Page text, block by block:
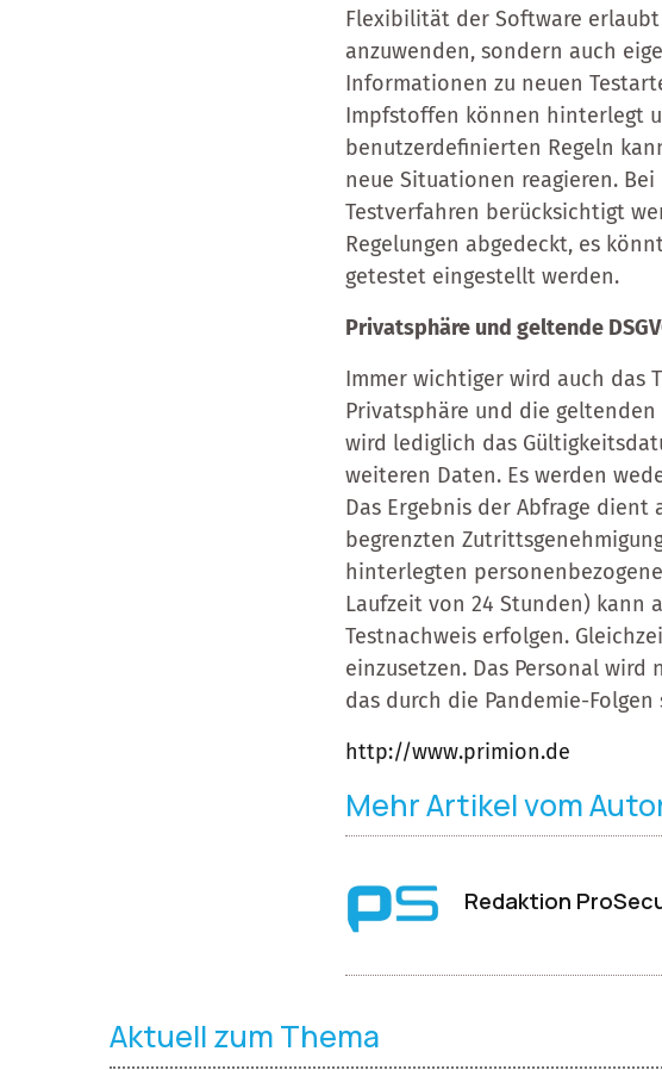
Flexibilität der Software
anzuwenden, sondern auch
Informationen zu neuen
Impfstoffen können hinterlegt
benutzerdefinierten Regeln
neue Situationen reagieren.
Testverfahren berücksichtigt
Regelungen abgedeckt, es
getestet eingestellt werden.
Privatsphäre und geltende
Immer wichtiger wird auch das
Privatsphäre und die
wird lediglich das
weiteren Daten. Es werden
Das Ergebnis der Abfrage dient
begrenzten
hinterlegten
Laufzeit von 24 Stunden) kann
Testnachweis erfolgen.
einzusetzen. Das Personal
das durch die Pandemie-
http://www.primion.de
Mehr Artikel vom
Redaktion
Aktuell zum Thema